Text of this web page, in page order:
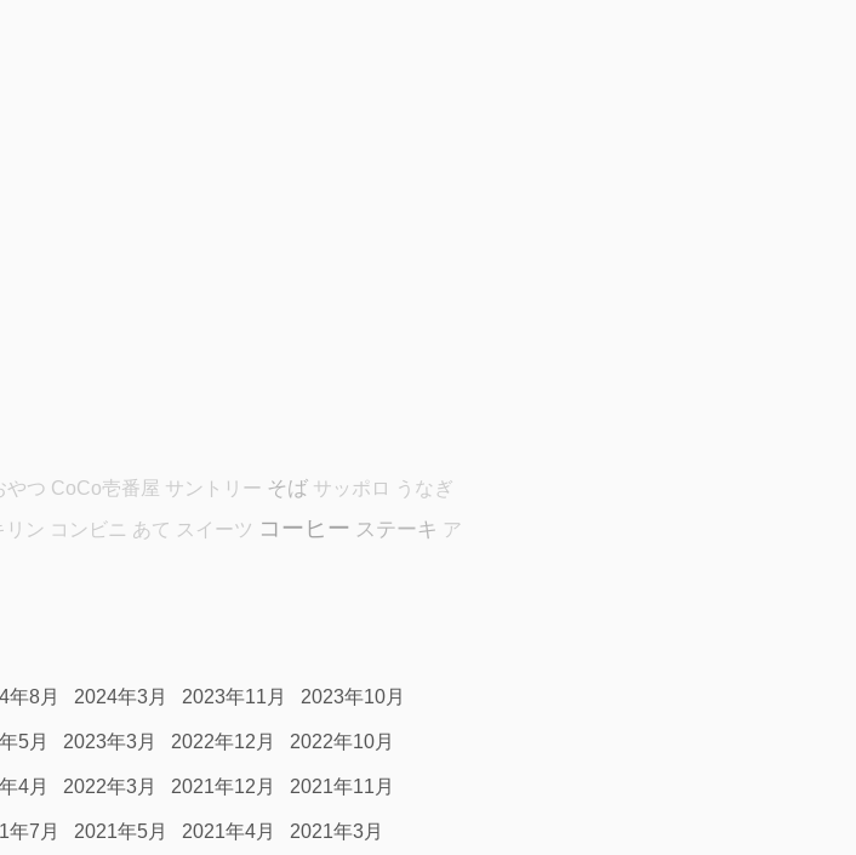
やつ CoCo壱番屋 サントリー そば サッポロ うなぎ
リン コンビニ あて スイーツ コーヒー ステーキ ア
年8月 2024年3月 2023年11月 2023年10月
5月 2023年3月 2022年12月 2022年10月
4月 2022年3月 2021年12月 2021年11月
年7月 2021年5月 2021年4月 2021年3月